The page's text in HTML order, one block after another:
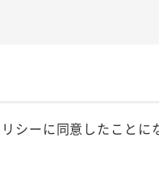
シーに同意したことに